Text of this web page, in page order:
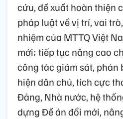
cứu, đề xuất hoàn thiện
pháp luật về vị trí, vai
nhiệm của MTTQ Việt
mới; tiếp tục nâng cao
công tác giám sát, phản
hiện dân chủ, tích cực
Đảng, Nhà nước, hệ
dựng Đề án đổi mới,